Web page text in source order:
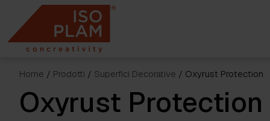
content
Home / Prodotti / Superfici Decorative / Oxyrust Protection
Oxyrust Protection